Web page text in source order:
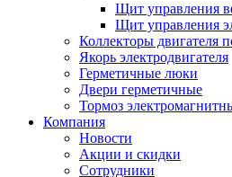
Щит управления
Щит управления
Коллекторы двигателя
Якорь электродвигателя
Герметичные люки
Двери герметичные
Тормоз
Компания
Новости
Акции и скидки
Сотрудники